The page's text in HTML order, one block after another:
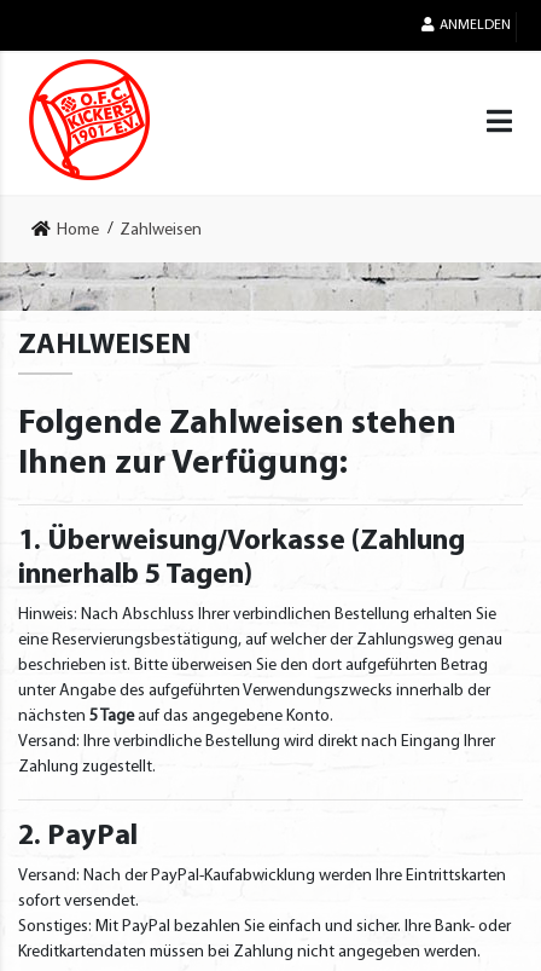
ANMELDEN
Home Zahlweisen
ZAHLWEISEN
Folgende Zahlweisen stehen
Ihnen zur Verfügung:
1. Überweisung/Vorkasse (Zahlung
innerhalb 5 Tagen)
Hinweis: Nach Abschluss Ihrer verbindlichen Bestellung erhalten Sie
eine Reservierungsbestätigung, auf welcher der Zahlungsweg genau
beschrieben ist. Bitte überweisen Sie den dort aufgeführten Betrag
unter Angabe des aufgeführten Verwendungszwecks innerhalb der
nächsten 5 Tageauf das angegebene Konto.
Versand: Ihre verbindliche Bestellung wird direkt nach Eingang Ihrer
Zahlung zugestellt.
2. PayPal
Versand: Nach der PayPal-Kaufabwicklung werden Ihre Eintrittskarten
sofort versendet.
Sonstiges: Mit PayPal bezahlen Sie einfach und sicher. Ihre Bank- oder
Kreditkartendaten müssen bei Zahlung nicht angegeben werden.